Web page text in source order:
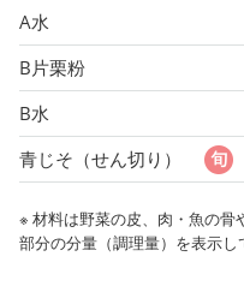
A水
B片栗粉
B水
青じそ（せん切り）
※ 材料は野菜の皮、肉・魚の骨
部分の分量（調理量）を表示し